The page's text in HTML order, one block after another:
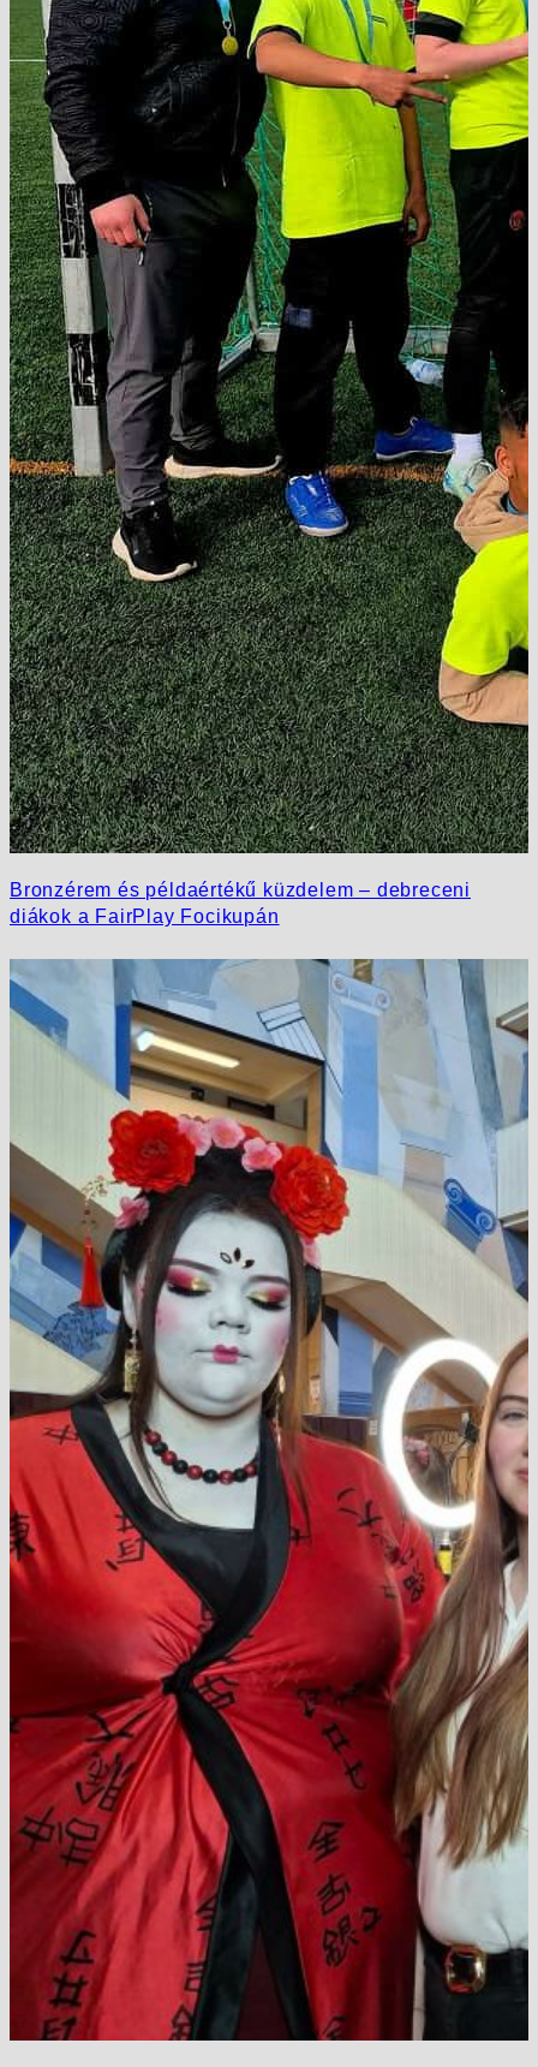
Bronzérem és példaértékű küzdelem – debreceni
diákok a FairPlay Focikupán